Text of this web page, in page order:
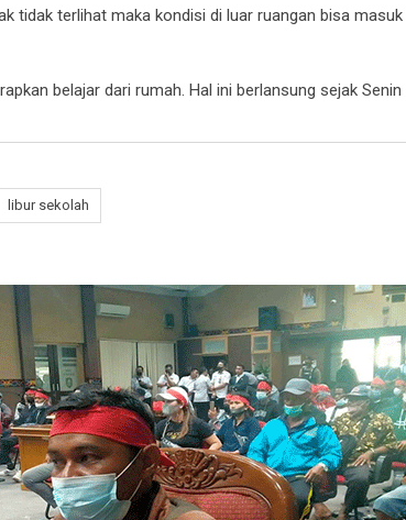
tidak terlihat maka kondisi di luar ruangan bisa
belajar dari rumah. Hal ini berlansung sejak Senin
libur sekolah